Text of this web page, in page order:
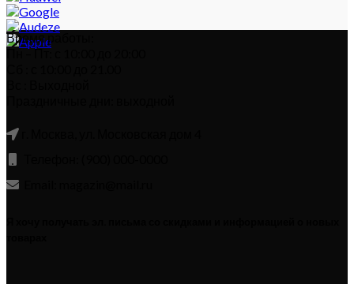
Время работы:
Пн – Пт: с 10:00 до 20:00